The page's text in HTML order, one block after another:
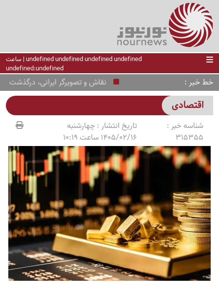
undefined undefined undefined undefined | ساعت
undefined:undefined
خط خبر نقاش و تصویرگر ایرانی، درگذشت
اقتصادی
شناسه خبر :
315355
تاریخ انتشار :چهارشنبه
1405/02/16 ساعت 10:19